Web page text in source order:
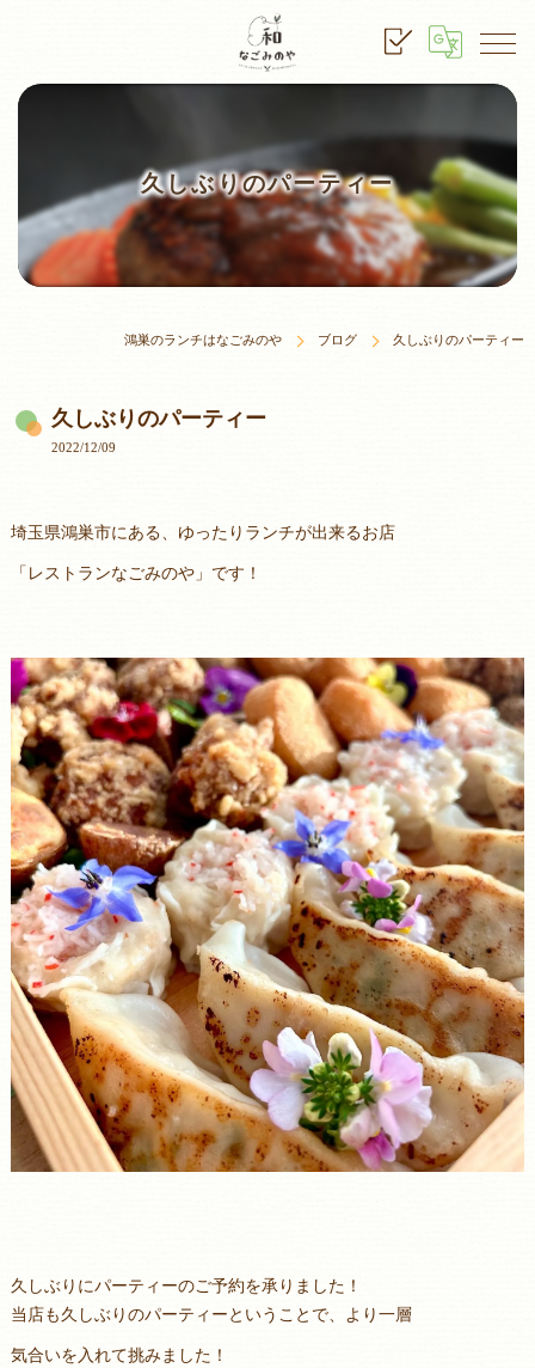
久しぶりのパーティー
鴻巣のランチはなごみのや ブログ 久しぶりのパーティー
久しぶりのパーティー
2022/12/09
埼玉県鴻巣市にある、ゆったりランチが出来るお店
「レストランなごみのや」です！
久しぶりにパーティーのご予約を承りました！
当店も久しぶりのパーティーということで、より一層
気合いを入れて挑みました！